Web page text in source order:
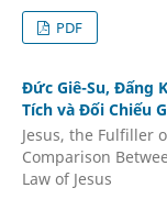
PDF
Đức Giê-Su, Đấng
Tích và Đối Chiếu
Jesus, the Fulfiller
Comparison
Law of Jesus